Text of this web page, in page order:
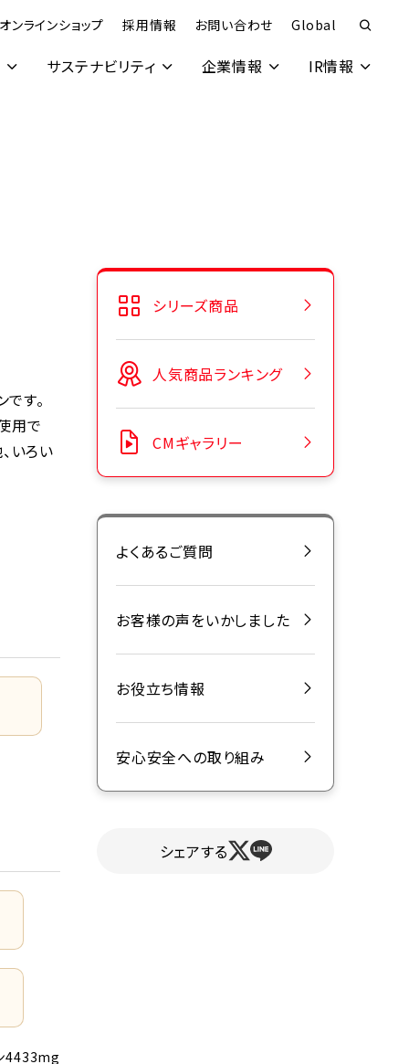
ンラインショップ 採用情報 お問い合わせ Global
サステナビリティ 企業情報 IR情報
す。
用で
いろい
4433mg
シリーズ商品
人気商品ランキング
CMギャラリー
よくあるご質問
お客様の声をいかしました
お役立ち情報
安心安全への取り組み
シェアする